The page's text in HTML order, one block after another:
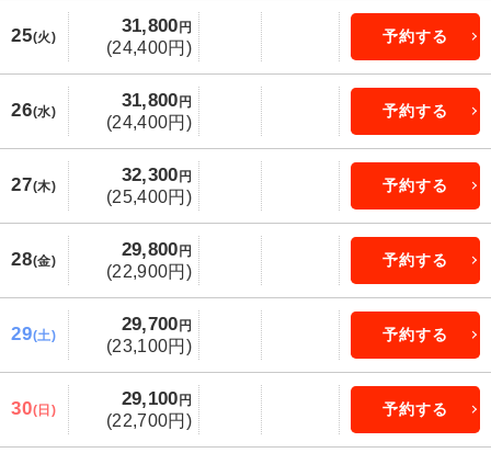
25(火)
31,800 円
(24,400円)
予約する
26(水)
31,800 円
(24,400円)
予約する
27(木)
32,300 円
(25,400円)
予約する
28(金)
29,800 円
(22,900円)
予約する
29(土)
29,700 円
(23,100円)
予約する
30(日)
29,100 円
(22,700円)
予約する